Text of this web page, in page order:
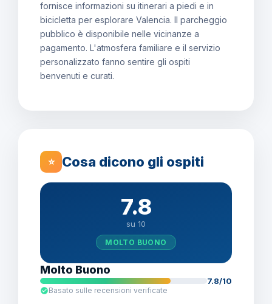
fornisce informazioni su itinerari a piedi e in
bicicletta per esplorare Valencia. Il parcheggio
pubblico è disponibile nelle vicinanze a
pagamento. L'atmosfera familiare e il servizio
personalizzato fanno sentire gli ospiti
benvenuti e curati.
⭐ Cosa dicono gli ospiti
7.8
su 10
MOLTO BUONO
Molto Buono
7.8/10
Basato sulle recensioni verificate